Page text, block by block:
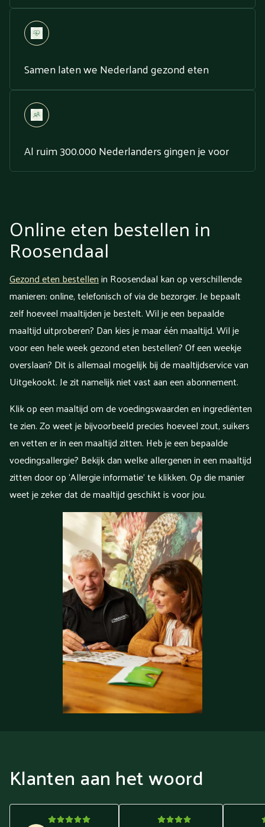
Samen laten we Nederland gezond eten
Al ruim 300.000 Nederlanders gingen je voor
Online eten bestellen in
Roosendaal
Gezond eten bestellenin Roosendaal kan op verschillende
manieren: online, telefonisch of via de bezorger. Je bepaalt
zelf hoeveel maaltijden je bestelt. Wil je een bepaalde
maaltijd uitproberen? Dan kies je maar één maaltijd. Wil je
voor een hele week gezond eten bestellen? Of een weekje
overslaan? Dit is allemaal mogelijk bij de maaltijdservice van
Uitgekookt. Je zit namelijk niet vast aan een abonnement.
Klik op een maaltijd om de voedingswaarden en ingrediënten
te zien. Zo weet je bijvoorbeeld precies hoeveel zout, suikers
en vetten er in een maaltijd zitten. Heb je een bepaalde
voedingsallergie? Bekijk dan welke allergenen in een maaltijd
zitten door op ‘Allergie informatie’ te klikken. Op die manier
weet je zeker dat de maaltijd geschikt is voor jou.
Klanten aan het woord